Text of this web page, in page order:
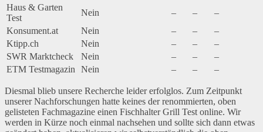
Haus & Garten
Test
Nein – –
–
Konsument.at
Nein – –
–
Ktipp.ch
Nein – –
–
SWR Marktcheck
Nein – –
–
ETM Testmagazin
Nein – – –
Diesmal blieb unsere Recherche leider erfolglos. Zum Zeitpunkt
unserer Nachforschungen hatte keines der renommierten, oben
gelisteten Fachmagazine einen Fischhalter Grill Test online. Wir
werden in Kürze noch einmal nachsehen und sollte sich dann etwas